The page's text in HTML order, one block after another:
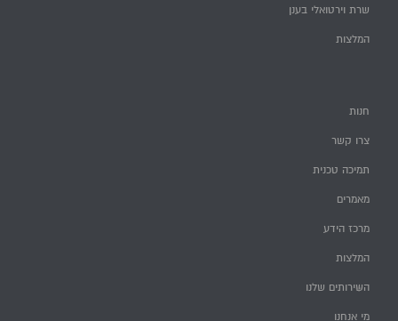
שרת וירטואלי בענן
המלצות
חנות
צרו קשר
תמיכה טכנית
מאמרים
מרכז הידע
המלצות
השירותים שלנו
מי אנחנו